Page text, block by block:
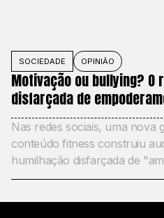
SOCIEDADE OPINIÃO
Motivação ou bullying?
disfarçada de
Nas redes sociais, uma nova
conteúdo fitness construiu
humilhação disfarçada de